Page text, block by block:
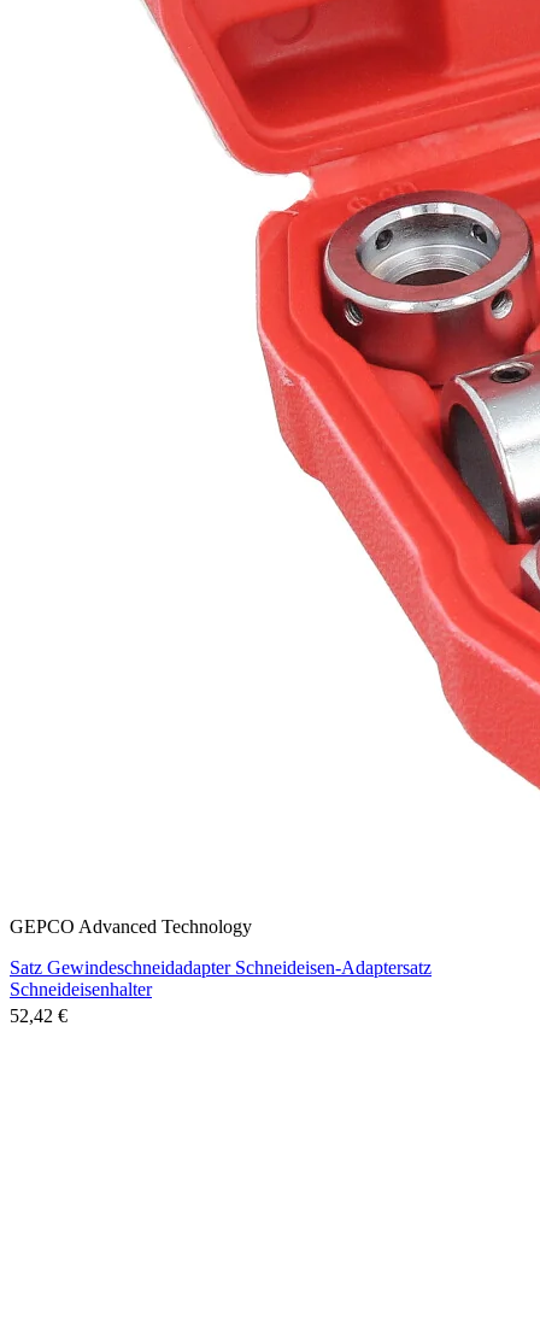
GEPCO Advanced Technology
Satz Gewindeschneidadapter Schneideisen-Adaptersatz
Schneideisenhalter
52,42 €